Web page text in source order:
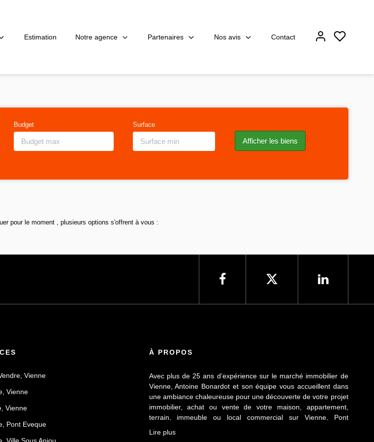
Estimation Notre agence Partenaires Nos avis Contact
Budget Surface
pour le moment , plusieurs options s'offrent à vous :
Vienne
Vienne
Vienne
Pont Eveque
À PROPOS
Avec plus de 25 ans d’expérience sur le marché immobilier de
Vienne, Antoine Bonardot et son équipe vous accueillent dans
une ambiance chaleureuse pour une découverte de votre projet
immobilier, achat ou vente de votre maison, appartement,
terrain, immeuble ou local commercial sur Vienne, Pont
viennoise. Attachée au respect déontologique de notre
Lire plus